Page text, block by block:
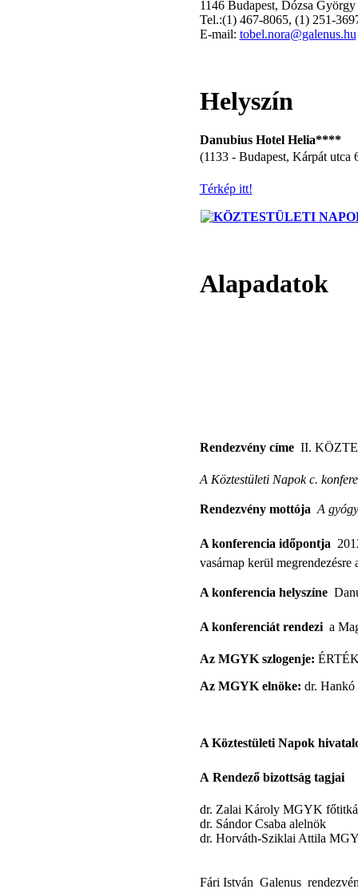
1146 Budapest, Dózsa
Tel.:(1) 467-8065, (1) 251-
E-mail: tobel.nora@galenus.hu
Helyszín
Danubius Hotel Helia****
(1133 - Budapest, Kárpát utca
Térkép itt!
Alapadatok
Rendezvény címe  II.
A Köztestületi Napok c.
Rendezvény mottója  A
A konferencia időpontja 
vasárnap kerül
A konferencia helyszíne 
A konferenciát rendezi  a
Az MGYK szlogenje:
Az MGYK elnöke: dr. Hankó
A Köztestületi Napok
A Rendező bizottság tagjai 
dr. Zalai Károly MGYK
dr. Sándor Csaba alelnök
dr. Horváth-Sziklai Attila
Fári István  Galenus 